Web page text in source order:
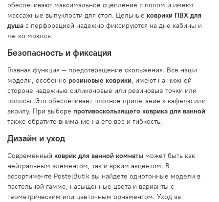
обеспечивают максимальное сцепление с полом и имеют
массажные выпуклости для стоп. Цельные коврики ПВХ для
душа с перфорацией надежно фиксируются на дне кабины и
легко моются.
Безопасность и фиксация
Главная функция — предотвращение скольжения. Все наши
модели, особенно резиновые коврики, имеют на нижней
стороне надежные силиконовые или резиновые точки или
полосы. Это обеспечивает плотное прилегание к кафелю или
акрилу. При выборе противоскользящего коврика для ванной
также обратите внимание на его вес и гибкость.
Дизайн и уход
Современный коврик для ванной комнаты может быть как
нейтральным элементом, так и ярким акцентом. В
ассортименте PostelButik вы найдете однотонные модели в
пастельной гамме, насыщенные цвета и варианты с
геометрическим или цветочным орнаментом. Уход за